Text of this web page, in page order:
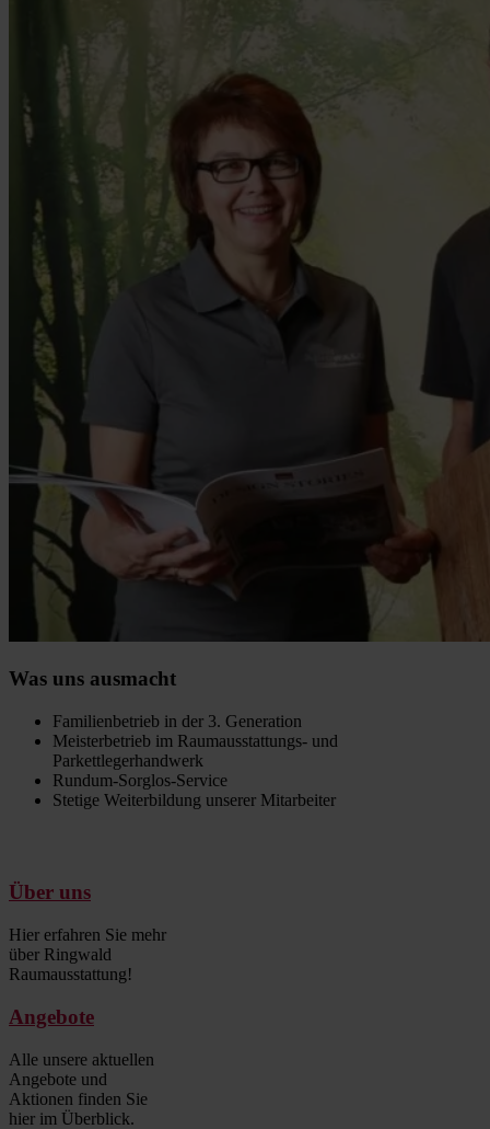
Was uns ausmacht
Familienbetrieb in der 3. Generation
Meisterbetrieb im Raumausstattungs- und
Parkettlegerhandwerk
Rundum-Sorglos-Service
Stetige Weiterbildung unserer Mitarbeiter
Über uns
Hier erfahren Sie mehr
über Ringwald
Raumausstattung!
Angebote
Alle unsere aktuellen
Angebote und
Aktionen finden Sie
hier im Überblick.